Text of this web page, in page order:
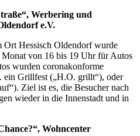
Werbering und
e.V.
Ort Hessisch Oldendorf wurde
von 16 bis 19 Uhr für Autos
wurden coronakonforme
ein Grillfest („H.O. grillt“), oder
Ziel ist es, die Besucher nach
wieder in die Innenstadt und in
Wohncenter